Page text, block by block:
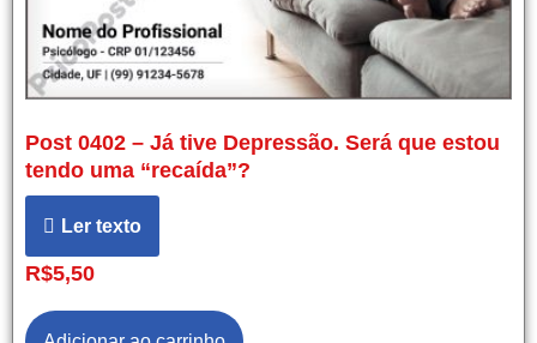
Post 0402 – Já tive Depressão. Será que estou
tendo uma “recaída”?
Ler texto
R$5,50